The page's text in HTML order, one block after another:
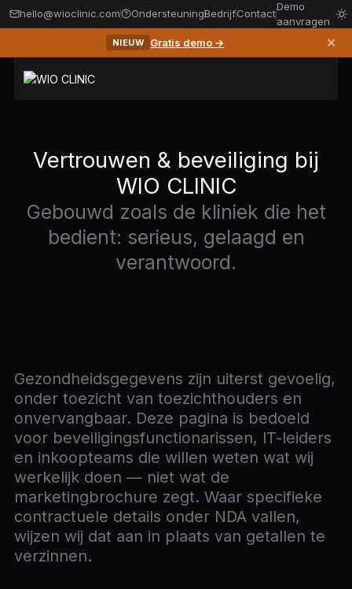
hello@wioclinic.com OndersteuningBedrijfContact
Demo
aanvragen
NIEUW Gratis demo → ✕
Vertrouwen & beveiliging bij
WIO CLINIC
Gebouwd zoals de kliniek die het
bedient: serieus, gelaagd en
verantwoord.
Gezondheidsgegevens zijn uiterst gevoelig,
onder toezicht van toezichthouders en
onvervangbaar. Deze pagina is bedoeld
voor beveiligingsfunctionarissen, IT-leiders
en inkoopteams die willen weten wat wij
werkelijk doen — niet wat de
marketingbrochure zegt. Waar specifieke
contractuele details onder NDA vallen,
wijzen wij dat aan in plaats van getallen te
verzinnen.